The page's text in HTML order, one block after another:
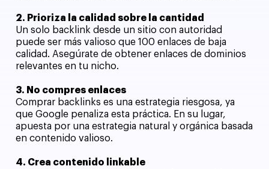
2. Prioriza la calidad sobre la cantidad
Un solo backlink desde un sitio con autoridad
puede ser más valioso que 100 enlaces de baja
calidad. Asegúrate de obtener enlaces de dominios
relevantes en tu nicho.
3. No compres enlaces
Comprar backlinks es una estrategia riesgosa, ya
que Google penaliza esta práctica. En su lugar,
apuesta por una estrategia natural y orgánica basada
en contenido valioso.
4. Crea contenido linkable